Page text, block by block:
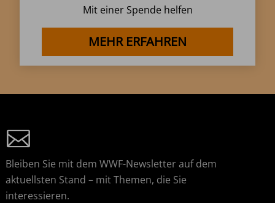
Mit einer Spende helfen
MEHR ERFAHREN
Bleiben Sie mit dem WWF-Newsletter auf dem
aktuellsten Stand – mit Themen, die Sie
interessieren.